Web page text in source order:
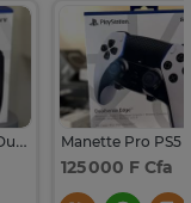
Manette Pro PS5 Dualsense Edge
125 000 F Cfa